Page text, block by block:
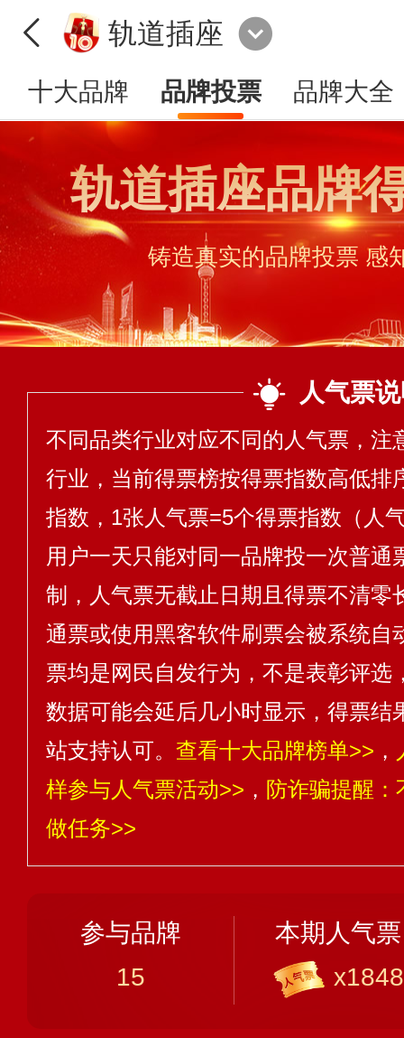
轨道插座
十大品牌 品牌投票 品牌大全
轨道插座品牌
铸造真实的品牌投票 感
人气票
不同品类行业对应不同的人气票，注
行业，当前得票榜按得票指数高低排
指数，1张人气票=5个得票指数（人
用户一天只能对同一品牌投一次普通
制，人气票无截止日期且得票不清零
通票或使用黑客软件刷票会被系统自
票均是网民自发行为，不是表彰评选
数据可能会延后几小时显示，得票结
站支持认可。 查看十大品牌榜单>> ，
样参与人气票活动>> ， 防诈骗提醒
做任务>>
参与品牌
15
本期人气票
x1848